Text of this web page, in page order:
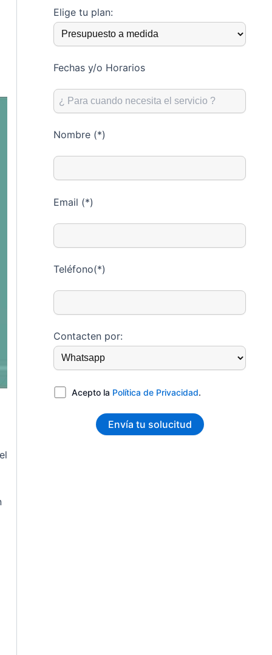
Elige tu plan:
Fechas y/o Horarios
Nombre (*)
Email (*)
Teléfono(*)
Contacten por:
Acepto la Política de Privacidad.